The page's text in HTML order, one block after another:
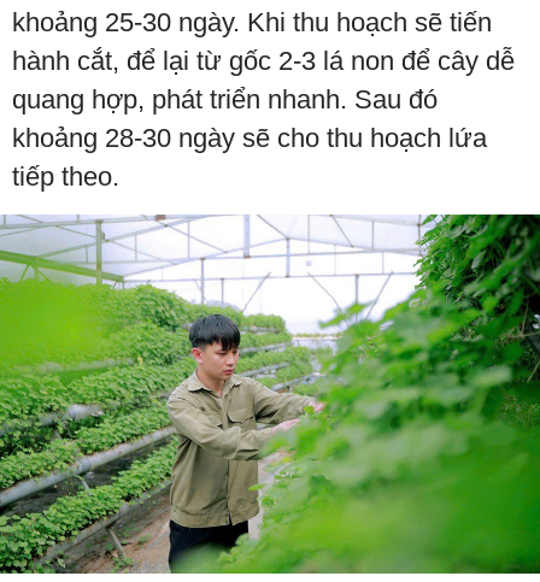
khoảng 25-30 ngày. Khi thu hoạch sẽ tiến
hành cắt, để lại từ gốc 2-3 lá non để cây dễ
quang hợp, phát triển nhanh. Sau đó
khoảng 28-30 ngày sẽ cho thu hoạch lứa
tiếp theo.